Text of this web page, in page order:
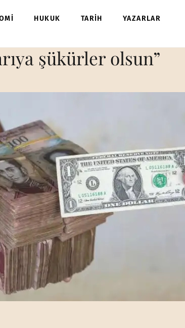
HUKUK TARİH YAZARLAR
şükürler olsun”